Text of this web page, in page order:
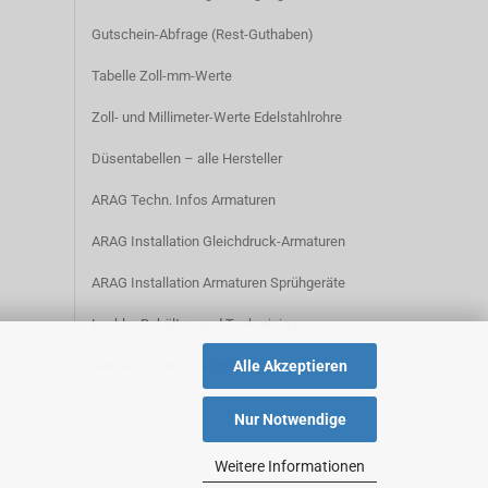
Alle Akzeptieren
Nur Notwendige
Weitere Informationen
Gutschein-Abfrage (Rest-Guthaben)
Tabelle Zoll-mm-Werte
Zoll- und Millimeter-Werte Edelstahlrohre
Düsentabellen – alle Hersteller
ARAG Techn. Infos Armaturen
ARAG Installation Gleichdruck-Armaturen
ARAG Installation Armaturen Sprühgeräte
Lechler Behälter- und Tankreinigung
TeeJet Technische Informationen